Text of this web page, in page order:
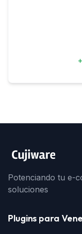
Potenciando tu e-
soluciones
Plugins para